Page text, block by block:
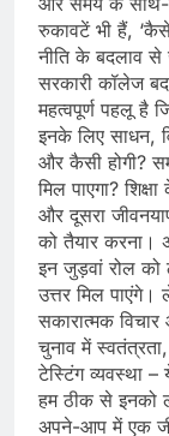
रुकावटें भी हैं,
नीति के बदलाव से
सरकारी कॉलेज
महत्वपूर्ण पहलू है
इनके लिए साधन,
और कैसी होगी?
मिल पाएगा?
और दूसरा
को तैयार करना।
इन जुड़वां रोल
उत्तर मिल
सकारात्मक
चुनाव में
टेस्टिंग व्यवस्था
हम ठीक से इनको
अपने-आप में एक